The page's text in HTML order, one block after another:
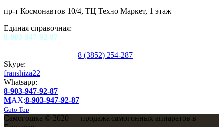
пр-т Космонавтов 10/4, ТЦ Техно Маркет, 1 этаж
Единая справочная:
8-903-947-92-87
8 (3852) 254-287
Skype:
franshiza22
Whatsapp:
8-903-947-92-87
MAX:8-903-947-92-87
Goto Top
Самогошка © 2020 — продажа самогонных аппаратов в